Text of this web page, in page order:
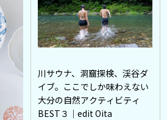
川サウナ、洞窟探検、渓谷ダ
イブ。ここでしか味わえない
大分の自然アクティビティ
BEST３｜edit Oita